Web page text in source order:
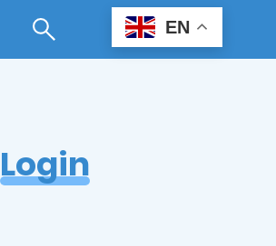
EN
Login